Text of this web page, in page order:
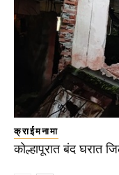
क्राईमनामा
कोल्हापूरात बंद घरात